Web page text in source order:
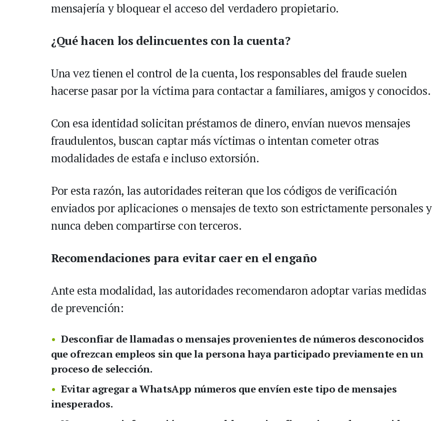
mensajería y bloquear el acceso del verdadero propietario.
¿Qué hacen los delincuentes con la cuenta?
Una vez tienen el control de la cuenta, los responsables del fraude suelen
hacerse pasar por la víctima para contactar a familiares, amigos y conocidos.
Con esa identidad solicitan préstamos de dinero, envían nuevos mensajes
fraudulentos, buscan captar más víctimas o intentan cometer otras
modalidades de estafa e incluso extorsión.
Por esta razón, las autoridades reiteran que los códigos de verificación
enviados por aplicaciones o mensajes de texto son estrictamente personales y
nunca deben compartirse con terceros.
Recomendaciones para evitar caer en el engaño
Ante esta modalidad, las autoridades recomendaron adoptar varias medidas
de prevención:
Desconfiar de llamadas o mensajes provenientes de números desconocidos
que ofrezcan empleos sin que la persona haya participado previamente en un
proceso de selección.
Evitar agregar a WhatsApp números que envíen este tipo de mensajes
inesperados.